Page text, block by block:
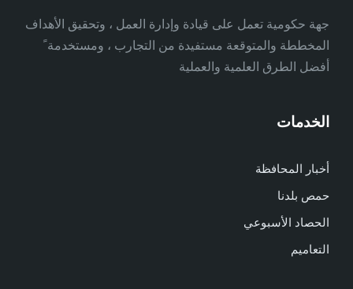
جهة حكومية تعمل على قيادة وإدارة العمل ، وتحقيق الأهداف
المخططة والمتوقعة مستفيدة من التجارب ، ومستخدمة ً
أفضل الطرق العلمية والعملية
الخدمات
أخبار المحافظة
حمص بلدنا
الحصاد الأسبوعي
التعاميم